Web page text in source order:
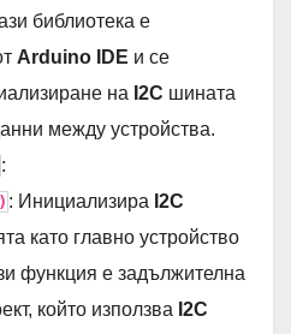
( "No I2C devices found
// wait 2 seconds
библиотека е
Arduino IDE и се
на I2C шината
между устройства.
:
: Инициализира I2C
като главно устройство
функция е задължителна
който използва I2C